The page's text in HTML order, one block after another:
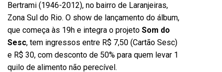
Bertrami (1946-2012), no bairro de Laranjeiras,
Zona Sul do Rio. O show de lançamento do álbum,
que começa às 19h e integra o projeto Som do
Sesc, tem ingressos entre R$ 7,50 (Cartão Sesc)
e R$ 30, com desconto de 50% para quem levar 1
quilo de alimento não perecível.